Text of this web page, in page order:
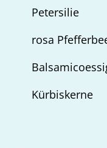
Petersilie
rosa
Kürbiskerne